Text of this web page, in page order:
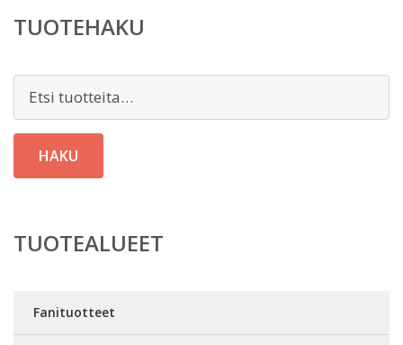
TUOTEHAKU
Etsi:
HAKU
TUOTEALUEET
Fanituotteet